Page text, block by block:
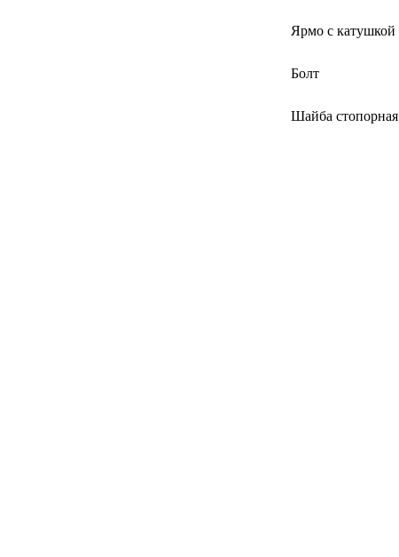
Ярмо с катушкой
Болт
Шайба стопорная